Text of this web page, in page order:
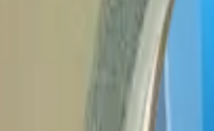
Repuestos/
Térmica Importada,
Blue Tape de 50 m x 10 mm ofrece
protección de circuitos y ensamblajes industriales